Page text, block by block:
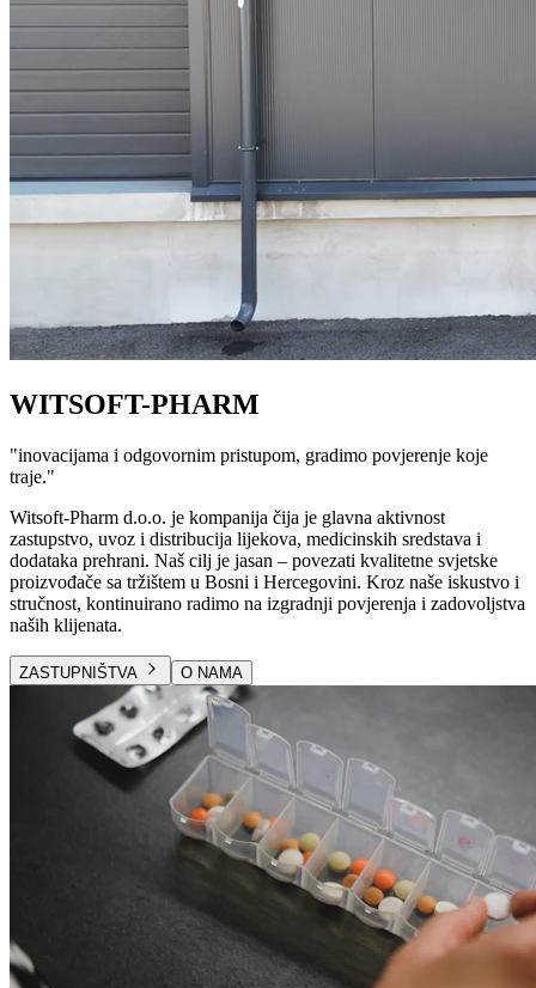
WITSOFT-PHARM
"inovacijama i odgovornim pristupom, gradimo povjerenje koje
traje."
Witsoft-Pharm d.o.o. je kompanija čija je glavna aktivnost
zastupstvo, uvoz i distribucija lijekova, medicinskih sredstava i
dodataka prehrani. Naš cilj je jasan – povezati kvalitetne svjetske
proizvođače sa tržištem u Bosni i Hercegovini. Kroz naše iskustvo i
stručnost, kontinuirano radimo na izgradnji povjerenja i zadovoljstva
naših klijenata.
ZASTUPNIŠTVA O NAMA